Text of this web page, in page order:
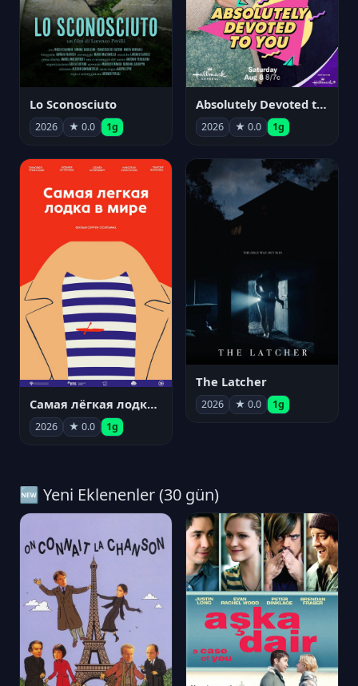
Lo Sconosciuto
2026 ★ 0.0 1g
Absolutely Devoted to You
2026 ★ 0.0 1g
Самая лёгкая лодка в мире
2026 ★ 0.0 1g
The Latcher
2026 ★ 0.0 1g
🆕 Yeni Eklenenler (30 gün)